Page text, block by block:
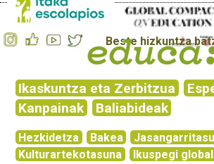
Beste hizkuntza
Ikaskuntza eta Zerbitzua
Kanpainak
Baliabideak
Hezkidetza Bakea
Kulturartekotasuna
Ikuspegi